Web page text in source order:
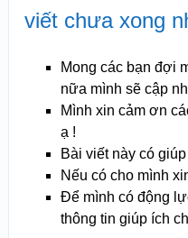
viết chưa xong
Mong các bạn đợi
nữa mình sẽ cập
Mình xin cảm ơn
ạ !
Bài viết này có
Nếu có cho mình
Để mình có động
thông tin giúp ích